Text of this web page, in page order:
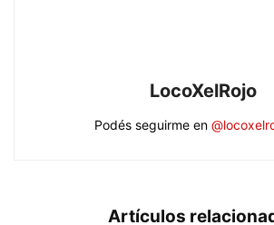
LocoXelRojo
Podés seguirme en
Artículos